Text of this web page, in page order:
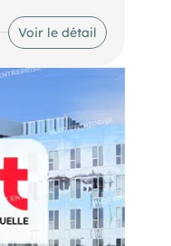
Voir le détail